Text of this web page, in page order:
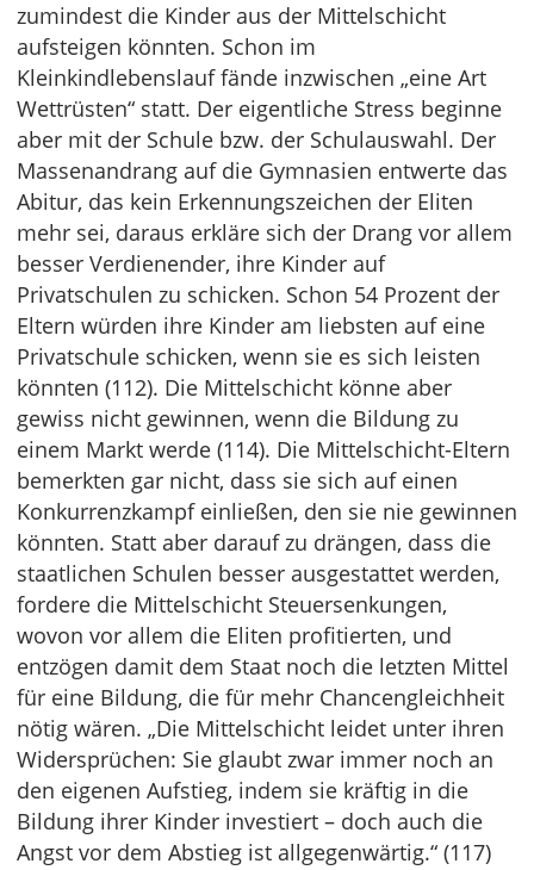
zumindest die Kinder aus der Mittelschicht
aufsteigen könnten. Schon im
Kleinkindlebenslauf fände inzwischen „eine Art
Wettrüsten“ statt. Der eigentliche Stress beginne
aber mit der Schule bzw. der Schulauswahl. Der
Massenandrang auf die Gymnasien entwerte das
Abitur, das kein Erkennungszeichen der Eliten
mehr sei, daraus erkläre sich der Drang vor allem
besser Verdienender, ihre Kinder auf
Privatschulen zu schicken. Schon 54 Prozent der
Eltern würden ihre Kinder am liebsten auf eine
Privatschule schicken, wenn sie es sich leisten
könnten (112). Die Mittelschicht könne aber
gewiss nicht gewinnen, wenn die Bildung zu
einem Markt werde (114). Die Mittelschicht-Eltern
bemerkten gar nicht, dass sie sich auf einen
Konkurrenzkampf einließen, den sie nie gewinnen
könnten. Statt aber darauf zu drängen, dass die
staatlichen Schulen besser ausgestattet werden,
fordere die Mittelschicht Steuersenkungen,
wovon vor allem die Eliten profitierten, und
entzögen damit dem Staat noch die letzten Mittel
für eine Bildung, die für mehr Chancengleichheit
nötig wären. „Die Mittelschicht leidet unter ihren
Widersprüchen: Sie glaubt zwar immer noch an
den eigenen Aufstieg, indem sie kräftig in die
Bildung ihrer Kinder investiert – doch auch die
Angst vor dem Abstieg ist allgegenwärtig.“ (117)